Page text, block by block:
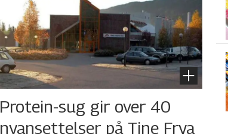
Protein-sug gir over 40
nyansettelser på Tine Frya